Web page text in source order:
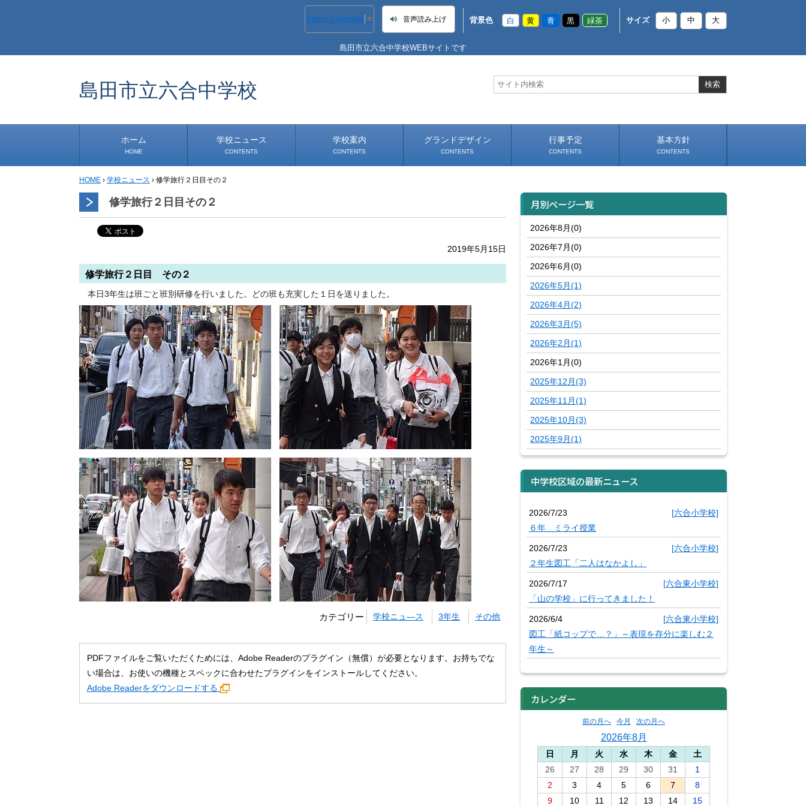
Select Language ▼ 音声読み上げ 背景色 白 黄 青 黒 緑茶 サイズ 小 中 大
島田市立六合中学校WEBサイトです
島田市立六合中学校
ホーム
HOME
学校ニュース
CONTENTS
学校から
安心・安全
1年生
2年生
3年生
事務・保健室から
児童会・部活から
研修
小中連携事業
その他
道徳教育推進事業
生徒発信コーナー
学校案内
CONTENTS
グランドデザイン
CONTENTS
行事予定
CONTENTS
基本方針
CONTENTS
HOME › 学校ニュース › 修学旅行２日目その２
修学旅行２日目その２
2019年5月15日
修学旅行２日目 その２
本日3年生は班ごと班別研修を行いました。どの班も充実した１日を送りました。
カテゴリー 学校ニュ―ス 3年生 その他
PDFファイルをご覧いただくためには、Adobe Readerのプラグイン（無償）が必要となります。お持ちでな
い場合は、お使いの機種とスペックに合わせたプラグインをインストールしてください。
Adobe Readerをダウンロードする
月別ページ一覧
2026年8月(0)
2026年7月(0)
2026年6月(0)
2026年5月(1)
2026年4月(2)
2026年3月(5)
2026年2月(1)
2026年1月(0)
2025年12月(3)
2025年11月(1)
2025年10月(3)
2025年9月(1)
中学校区域の最新ニュース
2026/7/23
[六合小学校]
６年 ミライ授業
2026/7/23
[六合小学校]
２年生図工「二人はなかよし」
2026/7/17
[六合東小学校]
「山の学校」に行ってきました！
2026/6/4
[六合東小学校]
図工「紙コップで…？」～表現を存分に楽しむ２
年生～
カレンダー
前の月へ 今月 次の月へ
2026年8月
日 月 火 水 木 金
土
26
27 28 29 30 31
1
2
3 4 5 6 7
8
9
10 11 12 13 14 15